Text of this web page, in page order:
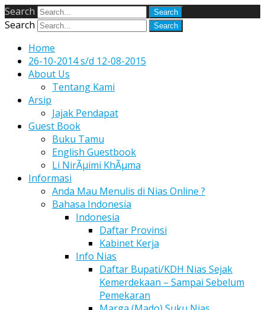
Search
Search
Home
26-10-2014 s/d 12-08-2015
About Us
Tentang Kami
Arsip
Jajak Pendapat
Guest Book
Buku Tamu
English Guestbook
Li NirÃµimi KhÃµma
Informasi
Anda Mau Menulis di Nias Online ?
Bahasa Indonesia
Indonesia
Daftar Provinsi
Kabinet Kerja
Info Nias
Daftar Bupati/KDH Nias Sejak
Kemerdekaan – Sampai Sebelum
Pemekaran